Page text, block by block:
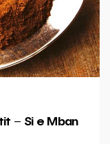
– Si e Mban